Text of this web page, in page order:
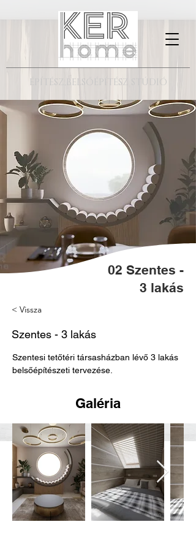
ÉPÍTÉSZ,BELSŐÉPÍTÉSZ STÚDIÓ
< Vissza
Szentes - 3 lakás
Szentesi tetőtéri társasházban lévő 3 lakás
belsőépítészeti tervezése.
02 Szentes -
3 lakás
Galéria